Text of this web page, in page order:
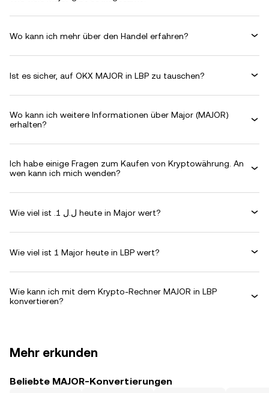
Wo kann ich mehr über den Handel erfahren?
Ist es sicher, auf OKX MAJOR in LBP zu tauschen?
Wo kann ich weitere Informationen über Major (MAJOR)
erhalten?
Ich habe einige Fragen zum Kaufen von Kryptowährung. An
wen kann ich mich wenden?
Wie viel ist .ل.ل 1 heute in Major wert?
Wie viel ist 1 Major heute in LBP wert?
Wie kann ich mit dem Krypto-Rechner MAJOR in LBP
konvertieren?
Mehr erkunden
Beliebte MAJOR-Konvertierungen